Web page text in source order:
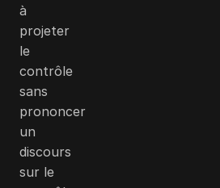
à
projeter
le
contrôle
sans
prononcer
un
discours
sur le